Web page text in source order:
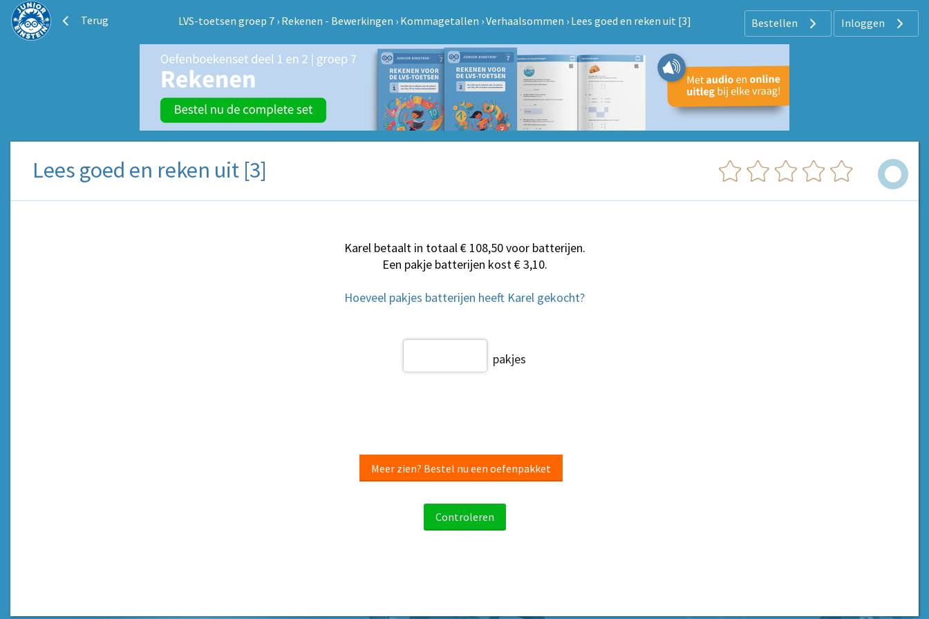
Terug LVS-toetsen groep 7 › Rekenen - Bewerkingen › Kommagetallen ›Verhaalsommen › Lees goed en reken uit [3] Bestellen Inloggen
Lees goed en reken uit [3]
Karel betaalt in totaal € 108,50 voor batterijen.
Een pakje batterijen kost € 3,10.
Hoeveel pakjes batterijen heeft Karel gekocht?
pakjes
Meer zien? Bestel nu een oefenpakket